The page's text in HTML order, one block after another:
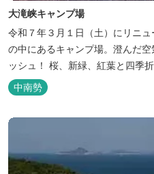
大滝峡キャンプ場
令和７年３月１日（土）にリニ
の中にあるキャンプ場。澄んだ
ッシュ！ 桜、新緑、紅葉と四季
す。 紀勢自動車道「大宮大台Ic
今年の営業は１２月１４日（日
からの営業となりますのでよろしくお願い
中南勢